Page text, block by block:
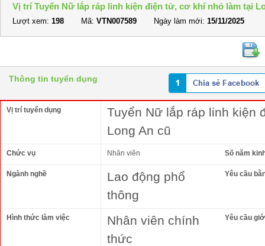
Vị trí Tuyển Nữ lắp ráp linh kiện điện tử, cơ khí nhỏ làm tại
Lượt xem: 198 Mã: VTN007589 Ngày làm mới: 15/11/2025
Thông tin tuyển dụng
Vị trí tuyển dụng
Tuyển Nữ lắp ráp linh kiện
Long An cũ
Chức vụ Nhân viên Số năm
Ngành nghề
Lao động phổ
thông
Yêu cầu
Hình thức làm việc
Nhân viên chính
thức
Yêu cầu